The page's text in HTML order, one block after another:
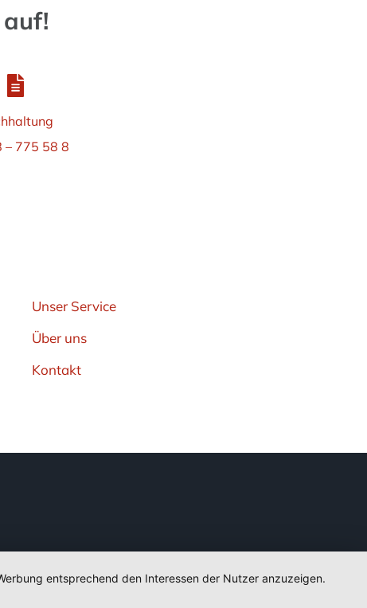
– 775 58 8
Unser Service
Über uns
Kontakt
entsprechend den Interessen der Nutzer anzuzeigen.